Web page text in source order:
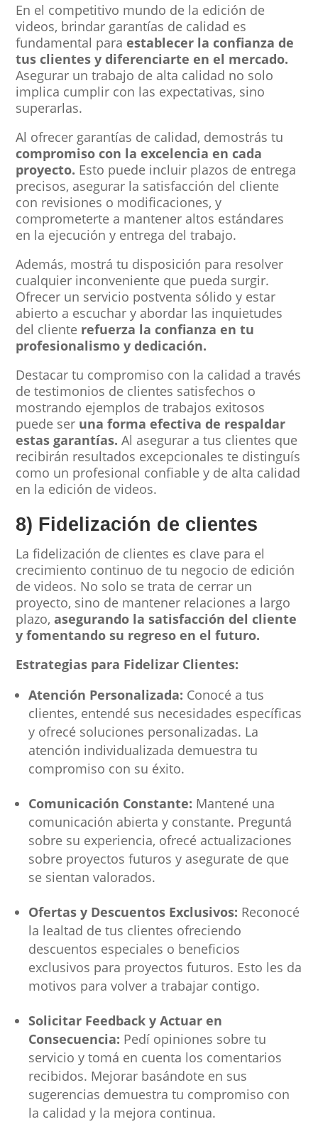
En el competitivo mundo de la edición de
videos, brindar garantías de calidad es
fundamental paraestablecer la confianza de
tus clientes y diferenciarte en el mercado.
Asegurar un trabajo de alta calidad no solo
implica cumplir con las expectativas, sino
superarlas.
Al ofrecer garantías de calidad, demostrás tu
compromiso con la excelencia en cada
proyecto. Esto puede incluir plazos de entrega
precisos, asegurar la satisfacción del cliente
con revisiones o modificaciones, y
comprometerte a mantener altos estándares
en la ejecución y entrega del trabajo.
Además, mostrá tu disposición para resolver
cualquier inconveniente que pueda surgir.
Ofrecer un servicio postventa sólido y estar
abierto a escuchar y abordar las inquietudes
del cliente refuerza la confianza en tu
profesionalismo y dedicación.
Destacar tu compromiso con la calidad a través
de testimonios de clientes satisfechos o
mostrando ejemplos de trabajos exitosos
puede ser una forma efectiva de respaldar
estas garantías.Al asegurar a tus clientes que
recibirán resultados excepcionales te distinguís
como un profesional confiable y de alta calidad
en la edición de videos.
8) Fidelización de clientes
La fidelización de clientes es clave para el
crecimiento continuo de tu negocio de edición
de videos. No solo se trata de cerrar un
proyecto, sino de mantener relaciones a largo
plazo,asegurando la satisfacción del cliente
y fomentando su regreso en el futuro.
Estrategias para Fidelizar Clientes:
Atención Personalizada: Conocé a tus
clientes, entendé sus necesidades específicas
y ofrecé soluciones personalizadas. La
atención individualizada demuestra tu
compromiso con su éxito.
Comunicación Constante: Mantené una
comunicación abierta y constante. Preguntá
sobre su experiencia, ofrecé actualizaciones
sobre proyectos futuros y asegurate de que
se sientan valorados.
Ofertas y Descuentos Exclusivos: Reconocé
la lealtad de tus clientes ofreciendo
descuentos especiales o beneficios
exclusivos para proyectos futuros. Esto les da
motivos para volver a trabajar contigo.
Solicitar Feedback y Actuar en
Consecuencia: Pedí opiniones sobre tu
servicio y tomá en cuenta los comentarios
recibidos. Mejorar basándote en sus
sugerencias demuestra tu compromiso con
la calidad y la mejora continua.